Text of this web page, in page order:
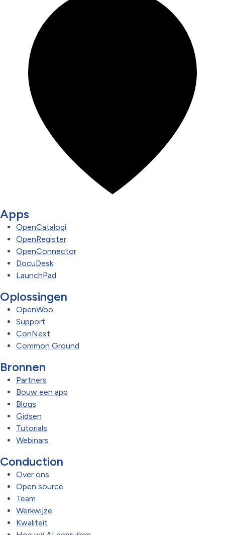
Apps
OpenCatalogi
OpenRegister
OpenConnector
DocuDesk
LaunchPad
Oplossingen
OpenWoo
Support
ConNext
Common Ground
Bronnen
Partners
Bouw een app
Blogs
Gidsen
Tutorials
Webinars
Conduction
Over ons
Open source
Team
Werkwijze
Kwaliteit